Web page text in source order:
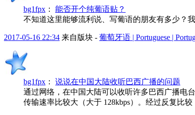
bg1fpx ： 能否开个纯葡语贴？
不知道这里能够流利说、写葡语的朋友有多少？
2017-05-16 22:34 来自版块 - 葡萄牙语 | Portuguese |
bg1fpx ： 说说在中国大陆收听巴西广播的问题
通过网络，在中国大陆可以收听许多巴西广播电
传输速率比较大（大于 128kbps）。经过反复比